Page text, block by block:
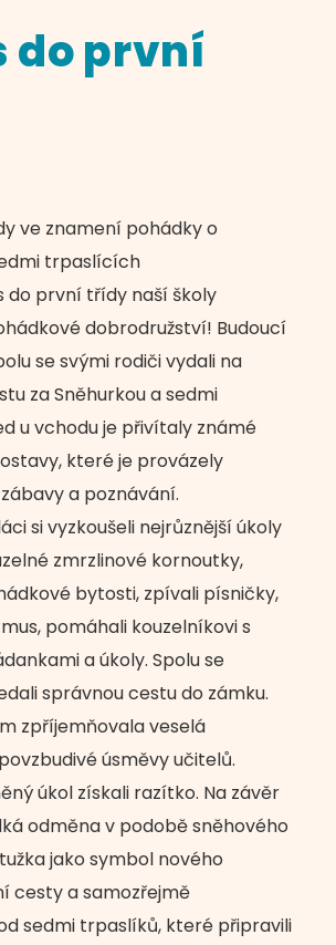
do první
ve znamení pohádky o
trpaslících
do první třídy naší školy
dobrodružství! Budoucí
se svými rodiči vydali na
za Sněhurkou a sedmi
u vchodu je přivítaly známé
které je provázely
a poznávání.
si vyzkoušeli nejrůznější úkoly
zmrzlinové kornoutky,
bytosti, zpívali písničky,
pomáhali kouzelníkovi s
a úkoly. Spolu se
správnou cestu do zámku.
zpříjemňovala veselá
úsměvy učitelů.
úkol získali razítko. Na závěr
odměna v podobě sněhového
jako symbol nového
cesty a samozřejmě
sedmi trpaslíků, které připravili